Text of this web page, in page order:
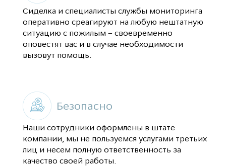
Сиделка и специалисты службы мониторинга
оперативно среагируют на любую нештатную
ситуацию с пожилым – своевременно
оповестят вас и в случае необходимости
вызовут помощь.
Безопасно
Наши сотрудники оформлены в штате
компании, мы не пользуемся услугами третьих
лиц и несем полную ответственность за
качество своей работы.